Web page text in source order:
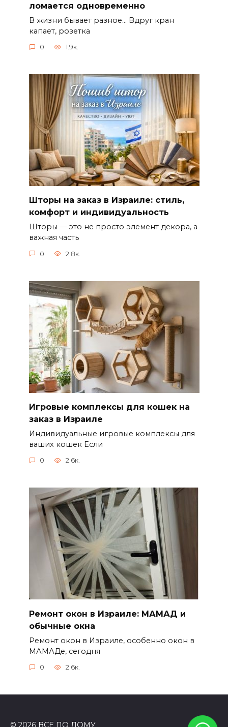
ломается одновременно
В жизни бывает разное… Вдруг кран
капает, розетка
0 1.9к.
Шторы на заказ в Израиле: стиль,
комфорт и индивидуальность
Шторы — это не просто элемент декора, а
важная часть
0 2.8к.
Игровые комплексы для кошек на
заказ в Израиле
Индивидуальные игровые комплексы для
ваших кошек Если
0 2.6к.
Ремонт окон в Израиле: МАМАД и
обычные окна
Ремонт окон в Израиле, особенно окон в
МАМАДе, сегодня
0 2.6к.
© 2026 ВСЕ ПО ДОМУ